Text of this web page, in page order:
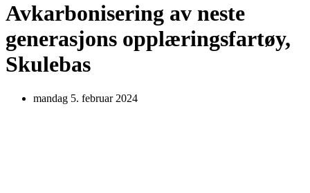
Avkarbonisering av neste
generasjons opplæringsfartøy,
Skulebas
mandag 5. februar 2024